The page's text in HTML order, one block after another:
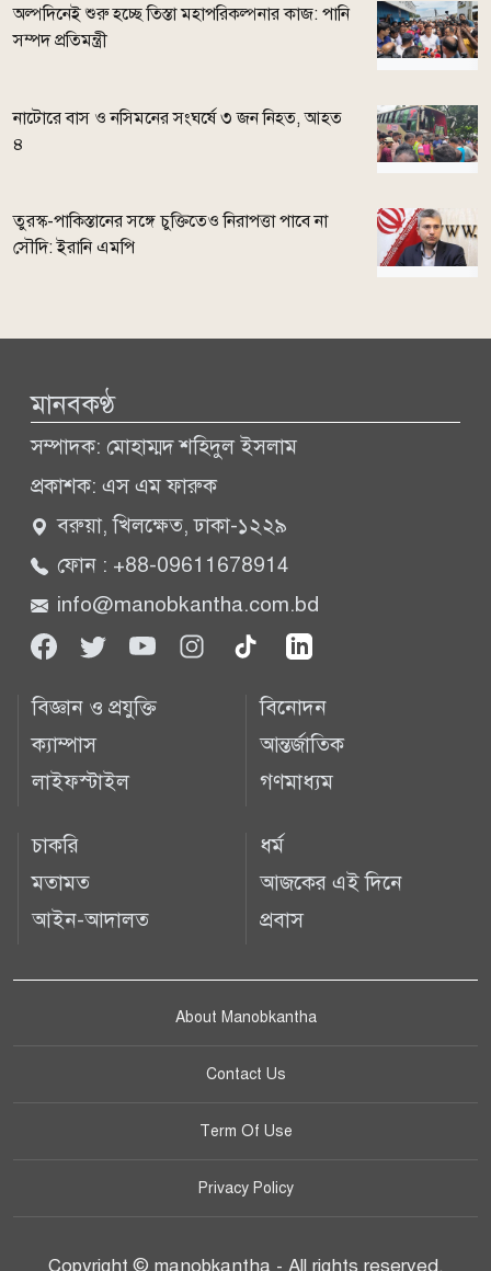
অল্পদিনেই শুরু হচ্ছে তিস্তা মহাপরিকল্পনার কাজ: পানি
সম্পদ প্রতিমন্ত্রী
নাটোরে বাস ও নসিমনের সংঘর্ষে ৩ জন নিহত, আহত
৪
তুরস্ক-পাকিস্তানের সঙ্গে চুক্তিতেও নিরাপত্তা পাবে না
সৌদি: ইরানি এমপি
মানবকণ্ঠ
সম্পাদক: মোহাম্মদ শহিদুল ইসলাম
প্রকাশক: এস এম ফারুক
বরুয়া, খিলক্ষেত, ঢাকা-১২২৯
ফোন : +88-09611678914
info@manobkantha.com.bd
বিজ্ঞান ও প্রযুক্তি
ক্যাম্পাস
লাইফস্টাইল
বিনোদন
আন্তর্জাতিক
গণমাধ্যম
চাকরি
মতামত
আইন-আদালত
ধর্ম
আজকের এই দিনে
প্রবাস
About Manobkantha
Contact Us
Term Of Use
Privacy Policy
Copyright © manobkantha - All rights reserved.